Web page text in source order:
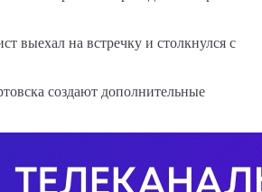
выехал на встречку и столкнулся с
создают дополнительные